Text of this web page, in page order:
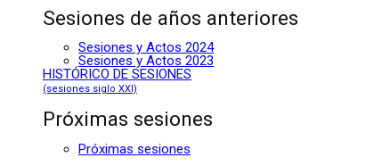
Sesiones de años anteriores
Sesiones y Actos 2024
Sesiones y Actos 2023
HISTÓRICO DE SESIONES
(sesiones siglo XXI)
Próximas sesiones
Próximas sesiones